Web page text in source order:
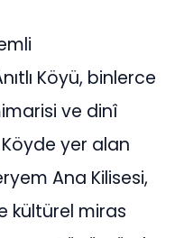
Köyü, binlerce
ve dinî
yer alan
Ana Kilisesi,
kültürel miras